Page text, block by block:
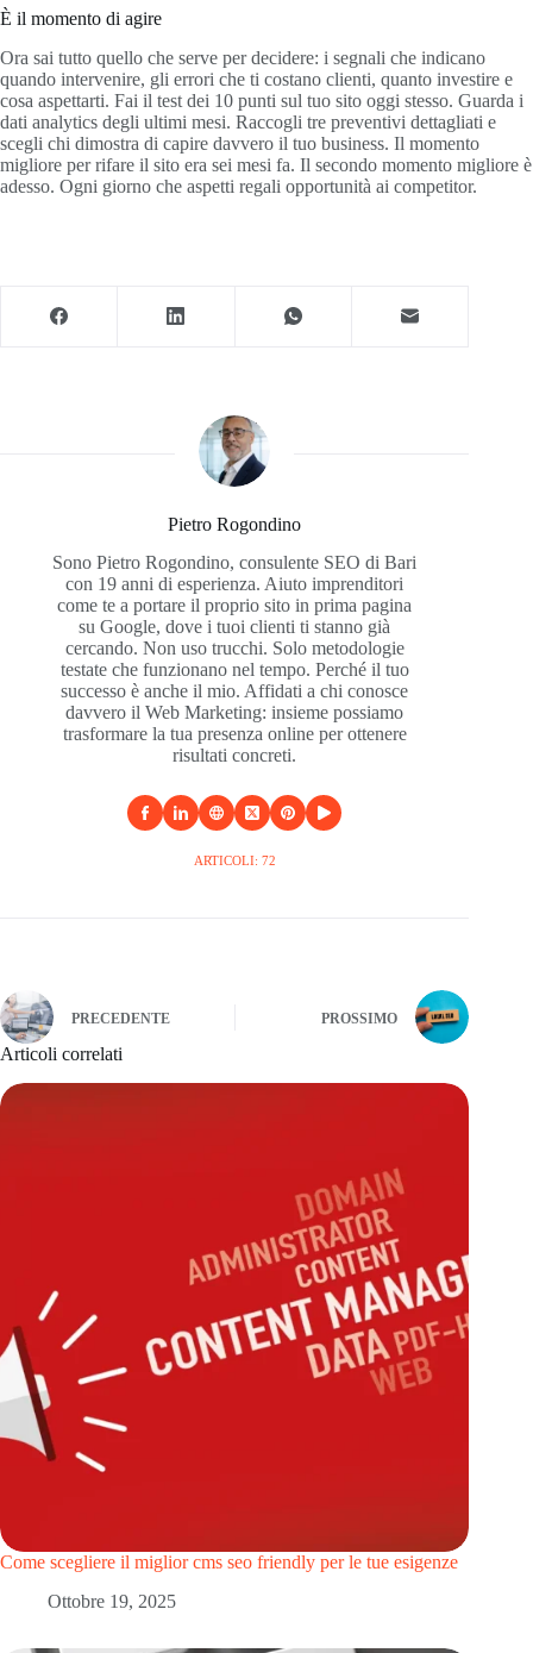
È il momento di agire
Ora sai tutto quello che serve per decidere: i segnali che indicano
quando intervenire, gli errori che ti costano clienti, quanto investire e
cosa aspettarti. Fai il test dei 10 punti sul tuo sito oggi stesso. Guarda i
dati analytics degli ultimi mesi. Raccogli tre preventivi dettagliati e
scegli chi dimostra di capire davvero il tuo business. Il momento
migliore per rifare il sito era sei mesi fa. Il secondo momento migliore è
adesso. Ogni giorno che aspetti regali opportunità ai competitor.
Pietro Rogondino
Sono Pietro Rogondino, consulente SEO di Bari
con 19 anni di esperienza. Aiuto imprenditori
come te a portare il proprio sito in prima pagina
su Google, dove i tuoi clienti ti stanno già
cercando. Non uso trucchi. Solo metodologie
testate che funzionano nel tempo. Perché il tuo
successo è anche il mio. Affidati a chi conosce
davvero il Web Marketing: insieme possiamo
trasformare la tua presenza online per ottenere
risultati concreti.
ARTICOLI: 72
PRECEDENTE PROSSIMO
Articoli correlati
Come scegliere il miglior cms seo friendly per le tue esigenze
Ottobre 19, 2025